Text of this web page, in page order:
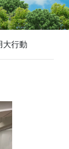
大行動